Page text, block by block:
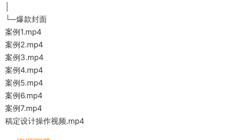
└─爆款封面
案例1.mp4
案例2.mp4
案例3.mp4
案例4.mp4
案例5.mp4
案例6.mp4
案例7.mp4
稿定设计操作视频.mp4